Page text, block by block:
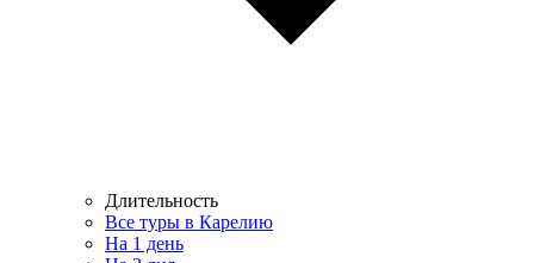
Длительность
Все туры в Карелию
На 1 день